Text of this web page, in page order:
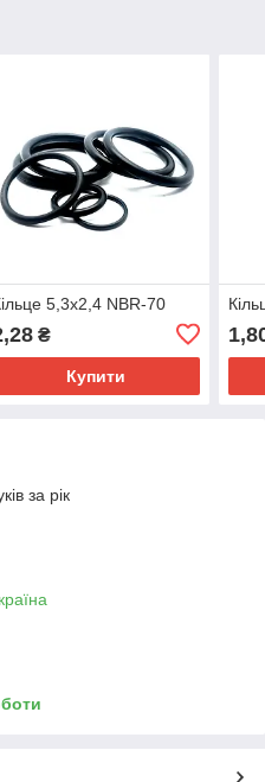
5,3х2,4 NBR-70
₴
Купити
за рік